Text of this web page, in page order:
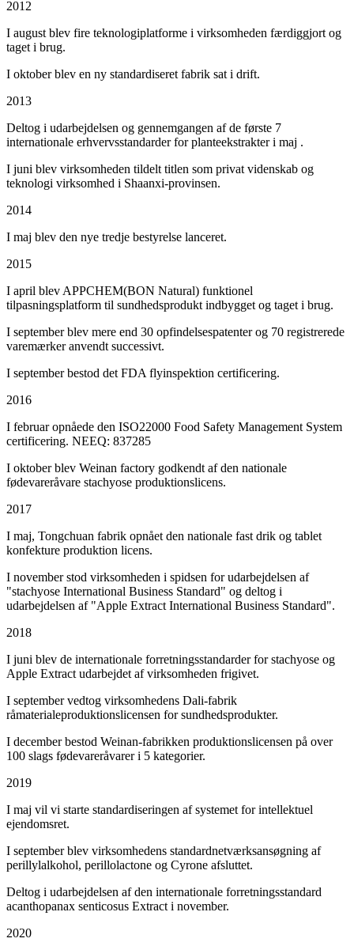
2012
I august blev fire teknologiplatforme i virksomheden færdiggjort og
taget i brug.
I oktober blev en ny standardiseret fabrik sat i drift.
2013
Deltog i udarbejdelsen og gennemgangen af de første 7
internationale erhvervsstandarder for planteekstrakter i maj .
I juni blev virksomheden tildelt titlen som privat videnskab og
teknologi virksomhed i Shaanxi-provinsen.
2014
I maj blev den nye tredje bestyrelse lanceret.
2015
I april blev APPCHEM(BON Natural) funktionel
tilpasningsplatform til sundhedsprodukt indbygget og taget i brug.
I september blev mere end 30 opfindelsespatenter og 70 registrerede
varemærker anvendt successivt.
I september bestod det FDA flyinspektion certificering.
2016
I februar opnåede den ISO22000 Food Safety Management System
certificering. NEEQ: 837285
I oktober blev Weinan factory godkendt af den nationale
fødevareråvare stachyose produktionslicens.
2017
I maj, Tongchuan fabrik opnået den nationale fast drik og tablet
konfekture produktion licens.
I november stod virksomheden i spidsen for udarbejdelsen af
"stachyose International Business Standard" og deltog i
udarbejdelsen af "Apple Extract International Business Standard".
2018
I juni blev de internationale forretningsstandarder for stachyose og
Apple Extract udarbejdet af virksomheden frigivet.
I september vedtog virksomhedens Dali-fabrik
råmaterialeproduktionslicensen for sundhedsprodukter.
I december bestod Weinan-fabrikken produktionslicensen på over
100 slags fødevareråvarer i 5 kategorier.
2019
I maj vil vi starte standardiseringen af systemet for intellektuel
ejendomsret.
I september blev virksomhedens standardnetværksansøgning af
perillylalkohol, perillolactone og Cyrone afsluttet.
Deltog i udarbejdelsen af den internationale forretningsstandard
acanthopanax senticosus Extract i november.
2020